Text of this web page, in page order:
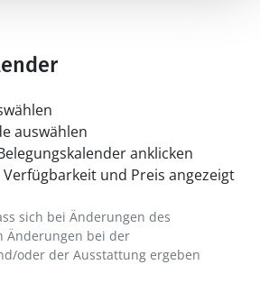
auswählen
anklicken
und Preis angezeigt
sich bei Änderungen des
Änderungen bei der
oder der Ausstattung ergeben